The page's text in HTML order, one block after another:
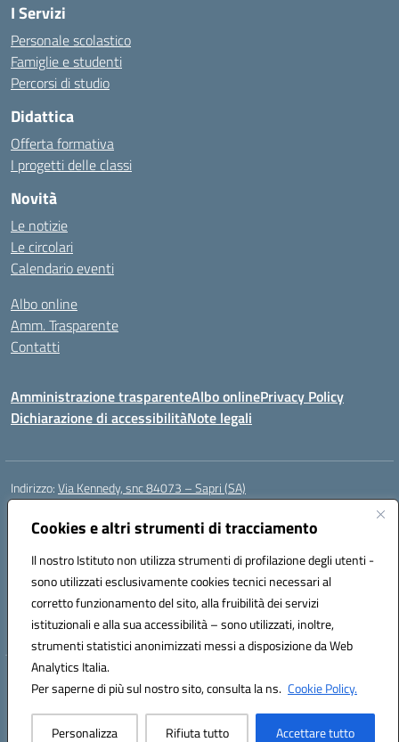
Cookies e altri strumenti di tracciamento
Il nostro Istituto non utilizza strumenti di profilazione degli utenti -
sono utilizzati esclusivamente cookies tecnici necessari al
corretto funzionamento del sito, alla fruibilità dei servizi
istituzionali e alla sua accessibilità – sono utilizzati, inoltre,
strumenti statistici anonimizzati messi a disposizione da Web
Analytics Italia.
Per saperne di più sul nostro sito, consulta la ns. Cookie Policy.
Personalizza Rifiuta tutto Accettare tutto
I Servizi
Personale scolastico
Famiglie e studenti
Percorsi di studio
Didattica
Offerta formativa
I progetti delle classi
Novità
Le notizie
Le circolari
Calendario eventi
Albo online
Amm. Trasparente
Contatti
Amministrazione trasparenteAlbo onlinePrivacy Policy
Dichiarazione di accessibilitàNote legali
Indirizzo:Via Kennedy, snc 84073 – Sapri (SA)
Centralino:
Posta elettronica certificata (PEC):saic878008@pec.istruzione.it
Codice fiscale: 84002700650
Codice meccanografico:SAIC878008
Codice Indice delle Pubbliche Amministrazioni (IPA): istsc_saic878008
Codice unico di fatturazione (CUF): UFYPHY
Hosting & Powered by 3D Solution S.r.l.
Concept & Design by Designers Italia